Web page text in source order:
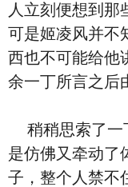
人立刻便想到那
可是姬凌风并不
西也不可能给他
余一丁所言之后
稍稍思索了一
是仿佛又牵动了
子，整个人禁不